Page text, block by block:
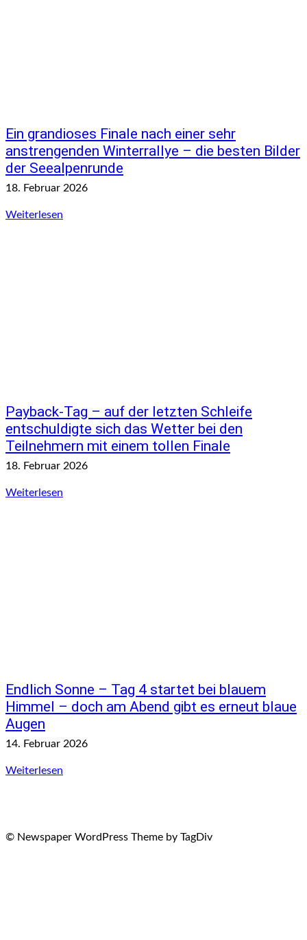
Ein grandioses Finale nach einer sehr
anstrengenden Winterrallye – die besten Bilder
der Seealpenrunde
18. Februar 2026
Weiterlesen
Payback-Tag – auf der letzten Schleife
entschuldigte sich das Wetter bei den
Teilnehmern mit einem tollen Finale
18. Februar 2026
Weiterlesen
Endlich Sonne – Tag 4 startet bei blauem
Himmel – doch am Abend gibt es erneut blaue
Augen
14. Februar 2026
Weiterlesen
© Newspaper WordPress Theme by TagDiv